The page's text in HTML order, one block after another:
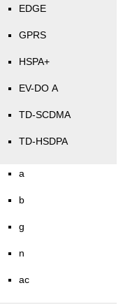
EDGE
GPRS
HSPA+
EV-DO A
TD-SCDMA
TD-HSDPA
a
b
g
n
ac